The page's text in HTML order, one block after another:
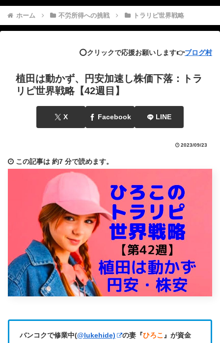
ホーム 不労所得への挑戦 トラリピ世界戦略
⭕️クリックで応援お願いします👉ブログ村
植田は動かず、円安加速し株価下落：トラ
リピ世界戦略【42週目】
X Facebook LINE
2023/09/23
この記事は 約7 分で読めます。
バンコクで修業中(@lukehide) の妻『ひろこ 』が資金